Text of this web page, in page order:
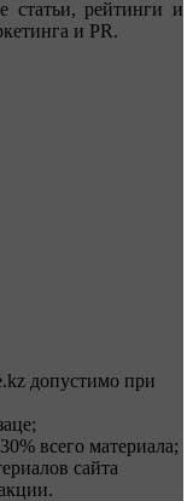
статьи, рейтинги и
и PR.
допустимо при
всего материала;
сайта